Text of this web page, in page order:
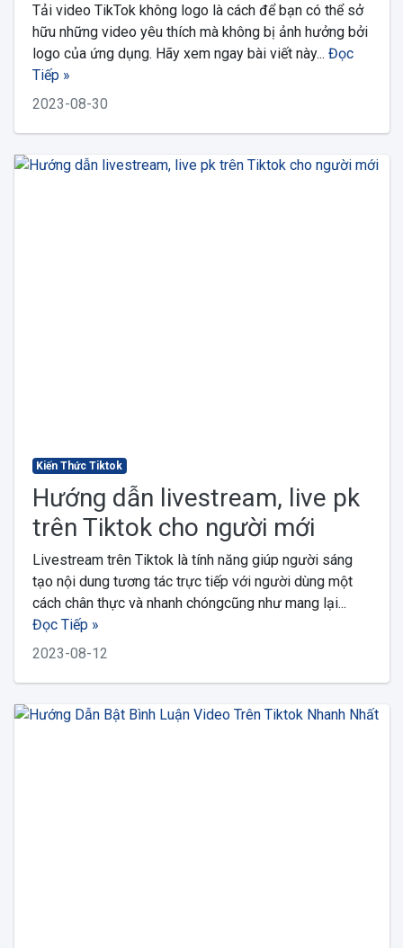
Tải video TikTok không logo là cách để bạn có thể sở
hữu những video yêu thích mà không bị ảnh hưởng bởi
logo của ứng dụng. Hãy xem ngay bài viết này... Đọc
Tiếp »
2023-08-30
Kiến Thức Tiktok
Hướng dẫn livestream, live pk
trên Tiktok cho người mới
Livestream trên Tiktok là tính năng giúp người sáng
tạo nội dung tương tác trực tiếp với người dùng một
cách chân thực và nhanh chóngcũng như mang lại...
Đọc Tiếp »
2023-08-12